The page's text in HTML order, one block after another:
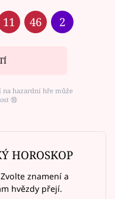
11 46 2
hazardní hře může
⑱
HOROSKOP
znamení a
hvězdy přejí.